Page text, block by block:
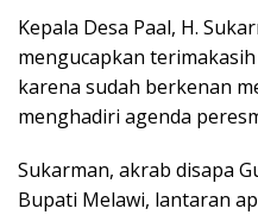
Kepala Desa Paal, H.
mengucapkan
karena sudah berkenan
menghadiri agenda
Sukarman, akrab disapa
Bupati Melawi, lantaran